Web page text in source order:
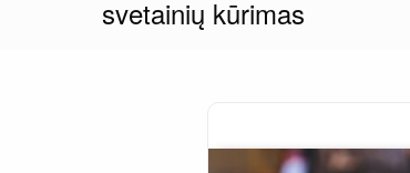
svetainių kūrimas